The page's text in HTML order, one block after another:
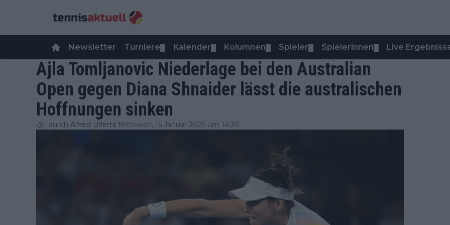
Newsletter Turniere Kalender Kolumnen Spieler Spielerinnen Live
Ajla Tomljanovic Niederlage bei den Australian
Open gegen Diana Shnaider lässt die australischen
Hoffnungen sinken
durch Alfred Ulferts Mittwoch, 15 Januar 2025 um 14:30